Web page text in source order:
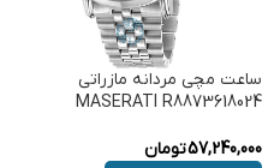
ساعت مچی مردانه مازراتی
MASERATI R8873618024
57,240,000تومان